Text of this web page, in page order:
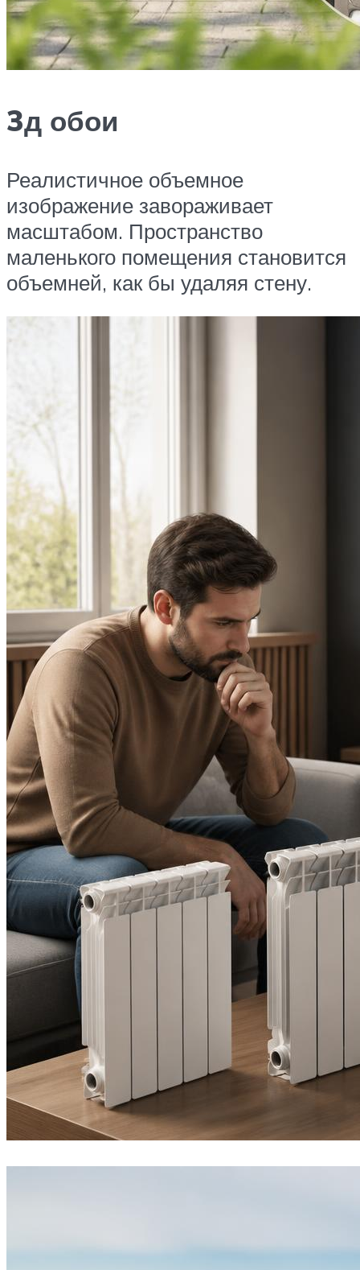
3д обои
Реалистичное объемное
изображение завораживает
масштабом. Пространство
маленького помещения становится
объемней, как бы удаляя стену.